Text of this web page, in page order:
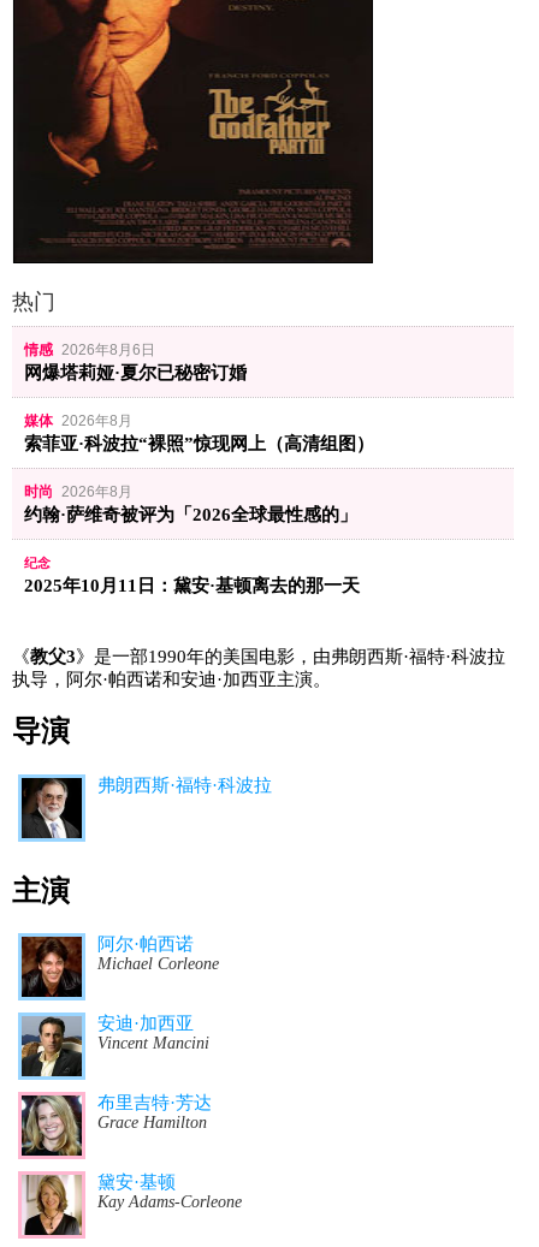
热门
情感 2026年8月6日
网爆塔莉娅·夏尔已秘密订婚
媒体 2026年8月
索菲亚·科波拉“裸照”惊现网上（高清组图）
时尚 2026年8月
约翰·萨维奇被评为「2026全球最性感的」
纪念
2025年10月11日：黛安·基顿离去的那一天
《教父3》是一部1990年的美国电影，由弗朗西斯·福特·科波拉
执导，阿尔·帕西诺和安迪·加西亚主演。
导演
弗朗西斯·福特·科波拉
主演
阿尔·帕西诺
Michael Corleone
安迪·加西亚
Vincent Mancini
布里吉特·芳达
Grace Hamilton
黛安·基顿
Kay Adams-Corleone